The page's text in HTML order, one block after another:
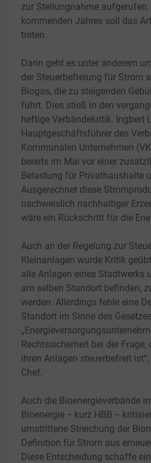
zur Stellungnahme aufgerufen.
kommenden Jahres soll das
treten.
Darin geht es unter anderem
der Steuerbefreiung für Strom
Biogas, die zu steigenden
führt. Dies stieß in den
heftige Verbändekritik. Ingbert
Hauptgeschäftsführer des
Kommunalen Unternehmen
bereits im Mai vor einer
Belastung für Privathaushalte
Ausgerechnet diese
nachweislich nachhaltiger
wäre ein Rückschritt für die
Auch an der Regelung zur
Kleinanlagen wurde Kritik
alle Anlagen eines Stadtwerks
am selben Standort befinden,
werden. Allerdings fehle eine
Standort im Sinne des
Rechtssicherheit bei der Frage,
ihren Anlagen steuerbefreit
Chef.
Auch die Bioenergieverbände
Bioenergie − kurz HBB −
umstrittene Streichung der
Definition für Strom aus
Diese Entscheidung schaffe